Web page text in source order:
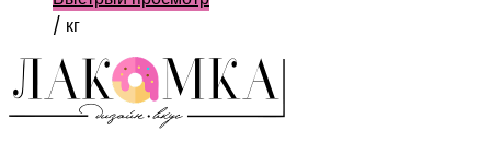
/ кг